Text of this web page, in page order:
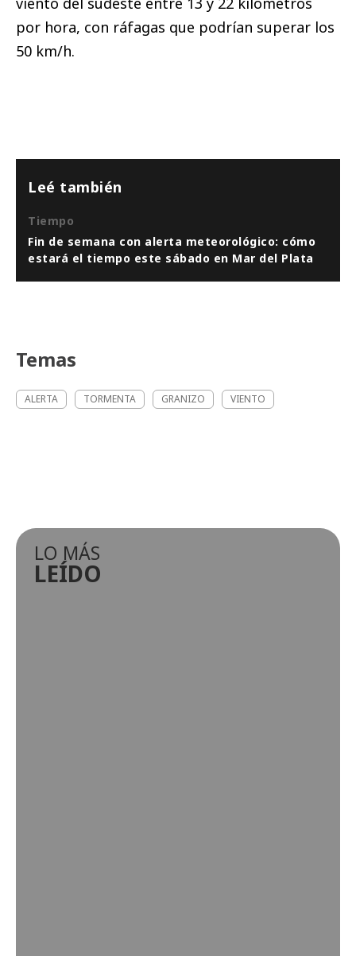
por hora, con ráfagas que podrían superar los
50 km/h.
Leé también
Tiempo
Fin de semana con alerta meteorológico: cómo
estará el tiempo este sábado en Mar del Plata
Temas
ALERTA TORMENTA GRANIZO VIENTO
LO MÁS
LEÍDO